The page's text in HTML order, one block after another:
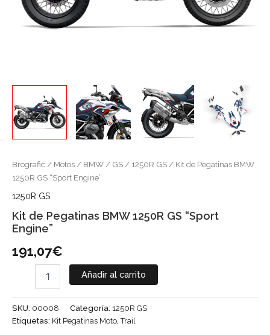
Brografic / Motos / BMW / GS / 1250R GS / Kit de Pegatinas BMW
1250R GS “Sport Engine”
1250R GS
Kit de Pegatinas BMW 1250R GS “Sport
Engine”
191,07€
Añadir al carrito
SKU: 00008 Categoría: 1250R GS
Etiquetas: Kit Pegatinas Moto,Trail